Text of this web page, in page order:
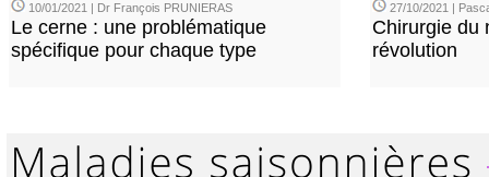
10/01/2021 | Dr François PRUNIERAS
Le cerne : une problématique
spécifique pour chaque type
27/10/2021 |
Chirurgie du
révolution